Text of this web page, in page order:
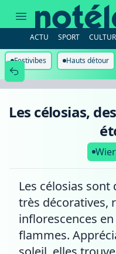
célosias,
graphisme
étonnant
ACTU SPORT
Festivibes Hauts détour
Les célosias,
Les célosias
très décoratives,
inflorescences
flammes.